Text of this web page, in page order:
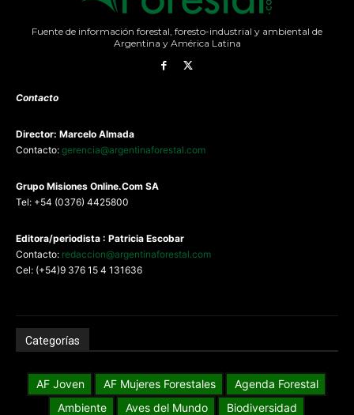
Fuente de información forestal, foresto-industrial y ambiental de
Argentina y América Latina
Contacto
Director: Marcelo Almada
Contacto: gerencia@argentinaforestal.com
Grupo Misiones Online.Com SA
Tel: +54 (0376) 4425800
Editora/periodista : Patricia Escobar
Contacto: redaccion@argentinaforestal.com
Cel: (+54)9 376 15 4 131636
Categorías
AF Joven AF Mujeres Forestales
Agenda Forestal
Ambiente
Aves del Mundo
Biodiversidad